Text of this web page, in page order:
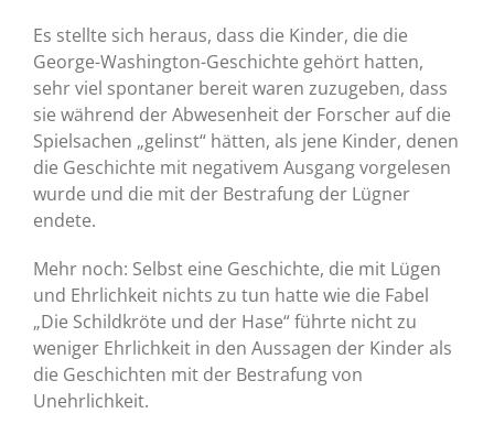
Es stellte sich heraus, dass die Kinder, die die
George-Washington-Geschichte gehört hatten,
sehr viel spontaner bereit waren zuzugeben, dass
sie während der Abwesenheit der Forscher auf die
Spielsachen „gelinst“ hätten, als jene Kinder, denen
die Geschichte mit negativem Ausgang vorgelesen
wurde und die mit der Bestrafung der Lügner
endete.
Mehr noch: Selbst eine Geschichte, die mit Lügen
und Ehrlichkeit nichts zu tun hatte wie die Fabel
„Die Schildkröte und der Hase“ führte nicht zu
weniger Ehrlichkeit in den Aussagen der Kinder als
die Geschichten mit der Bestrafung von
Unehrlichkeit.